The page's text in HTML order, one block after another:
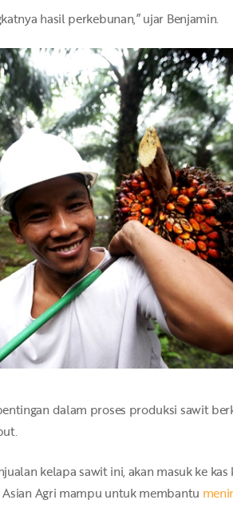
hasil perkebunan,” ujar Benjamin.
dalam proses produksi sawit
kelapa sawit ini, akan masuk ke
Agri mampu untuk membantu